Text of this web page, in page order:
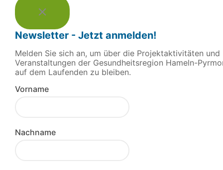
Newsletter - Jetzt anmelden!
Melden Sie sich an, um über die Projektaktivitäten und
Veranstaltungen der Gesundheitsregion Hameln-
auf dem Laufenden zu bleiben.
Vorname
Nachname